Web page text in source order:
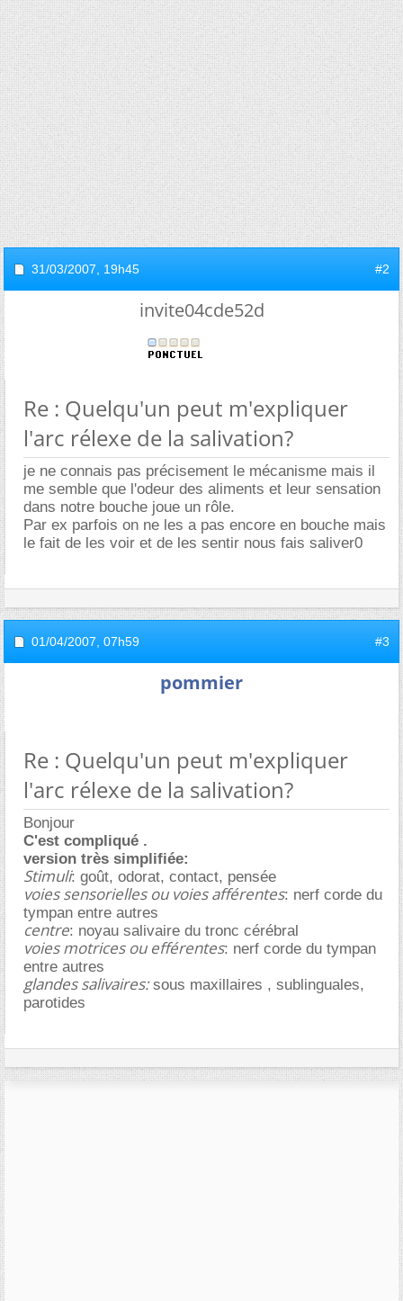
31/03/2007, 19h45 #2
invite04cde52d
Re : Quelqu'un peut m'expliquer
l'arc rélexe de la salivation?
je ne connais pas précisement le mécanisme mais il
me semble que l'odeur des aliments et leur sensation
dans notre bouche joue un rôle.
Par ex parfois on ne les a pas encore en bouche mais
le fait de les voir et de les sentir nous fais saliver0
01/04/2007, 07h59 #3
pommier
Re : Quelqu'un peut m'expliquer
l'arc rélexe de la salivation?
Bonjour
C'est compliqué .
version très simplifiée:
Stimuli: goût, odorat, contact, pensée
voies sensorielles ou voies afférentes: nerf corde du
tympan entre autres
centre: noyau salivaire du tronc cérébral
voies motrices ou efférentes: nerf corde du tympan
entre autres
glandes salivaires:sous maxillaires , sublinguales,
parotides